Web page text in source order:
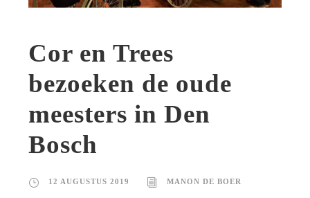
Cor en Trees
bezoeken de oude
meesters in Den
Bosch
12 AUGUSTUS 2019 MANON DE BOER